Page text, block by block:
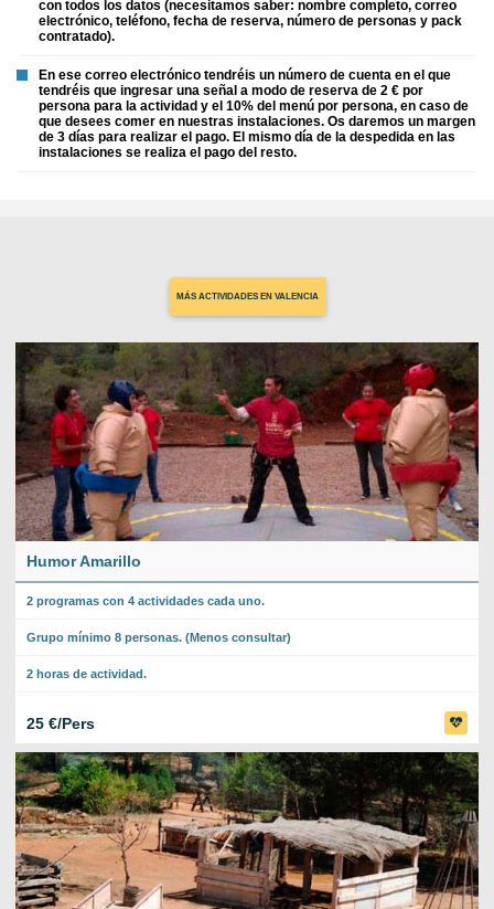
con todos los datos (necesitamos saber: nombre completo, correo
electrónico, teléfono, fecha de reserva, número de personas y pack
contratado).
En ese correo electrónico tendréis un número de cuenta en el que
tendréis que ingresar una señal a modo de reserva de 2 € por
persona para la actividad y el 10% del menú por persona, en caso de
que desees comer en nuestras instalaciones. Os daremos un margen
de 3 días para realizar el pago. El mismo día de la despedida en las
instalaciones se realiza el pago del resto.
MÁS ACTIVIDADES EN VALENCIA
Humor Amarillo
2 programas con 4 actividades cada uno.
Grupo mínimo 8 personas. (Menos consultar)
2 horas de actividad.
25 €/Pers